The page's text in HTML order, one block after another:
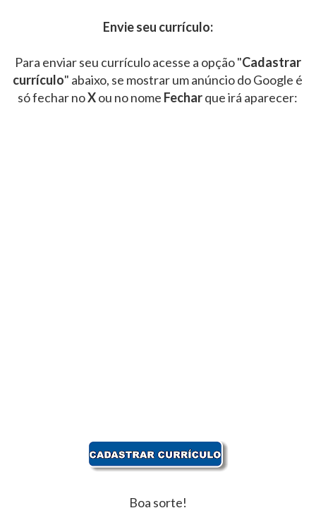
Envie seu currículo:
Para enviar seu currículo acesse a opção "Cadastrar
currículo" abaixo, se mostrar um anúncio do Google é
só fechar noXou no nome Fecharque irá aparecer:
Boa sorte!